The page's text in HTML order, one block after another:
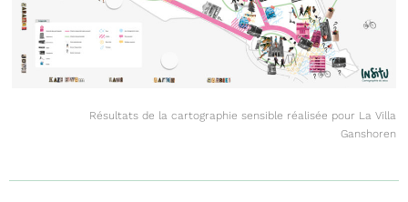
Résultats de la cartographie sensible réalisée pour La Villa
Ganshoren